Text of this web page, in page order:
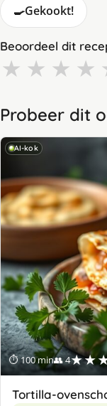
🍳Gekookt!
Beoordeel dit
★ ★ ★ ★
Probeer dit
AI-kok
⏱ 100 min👥 4
Tortilla-